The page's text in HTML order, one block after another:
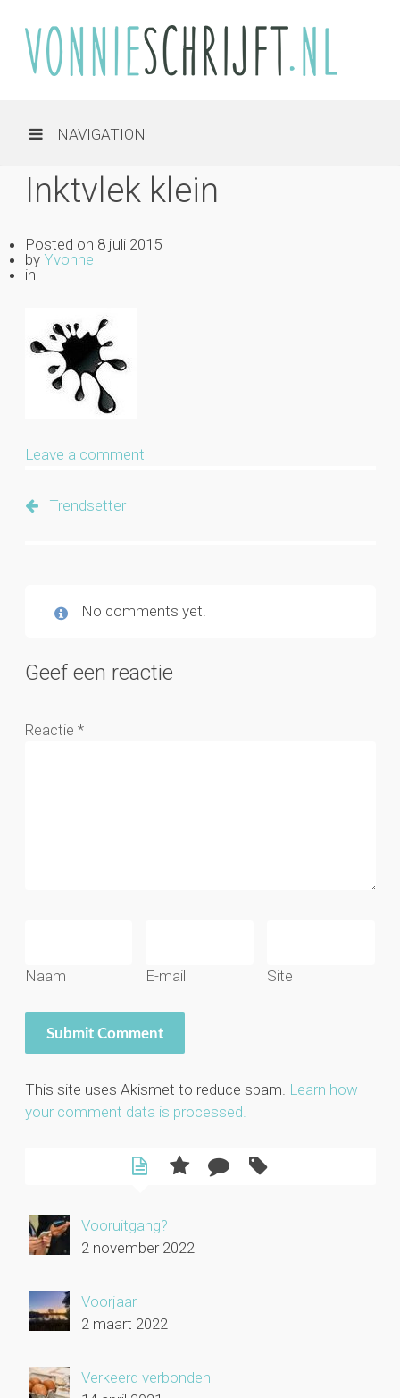
NAVIGATION
Inktvlek klein
Posted on 8 juli 2015
by Yvonne
in
Leave a comment
Trendsetter
No comments yet.
Geef een reactie
Reactie *
Naam E-mail Site
This site uses Akismet to reduce spam. Learn how
your comment data is processed.
Vooruitgang?
2 november 2022
Voorjaar
2 maart 2022
Verkeerd verbonden